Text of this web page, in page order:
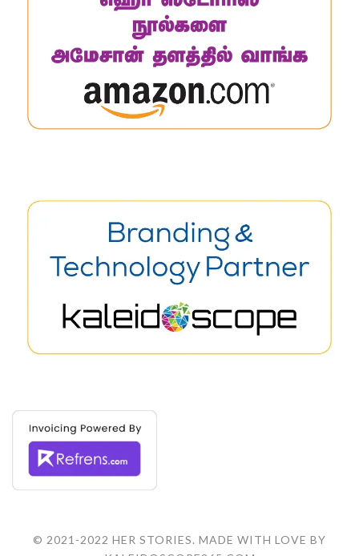
© 2021-2022 HER STORIES. MADE WITH LOVE BY